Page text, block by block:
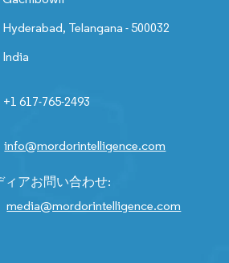
Hyderabad, Telangana - 500032
India
+1 617-765-2493
info@mordorintelligence.com
ィアお問い合わせ:
media@mordorintelligence.com